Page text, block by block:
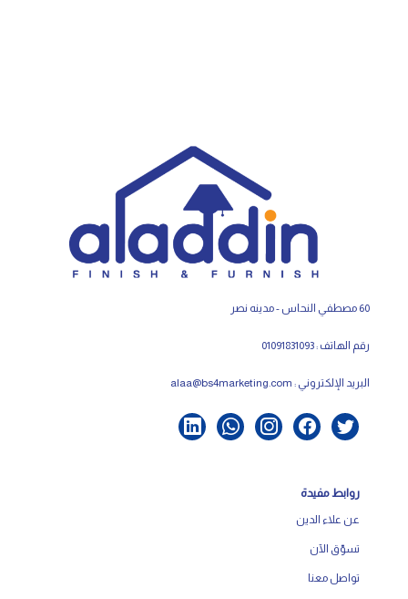
60 مصطفي النحاس - مدينه نصر
رقم الهاتف : 01091831093
البريد الإلكتروني : alaa@bs4marketing.com
روابط مفيدة
عن علاء الدين
تسوّق الآن
تواصل معنا